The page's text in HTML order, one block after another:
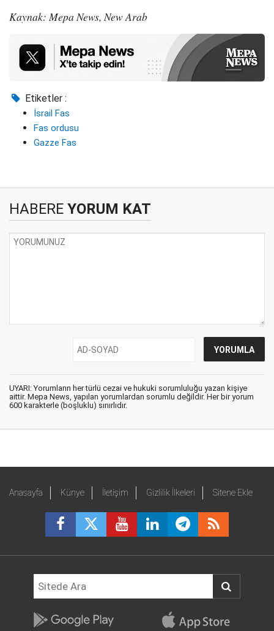
Kaynak: Mepa News, New Arab
Etiketler :
İsrail Fas
Fas ordusu
Gazze Fas
HABERE YORUM KAT
UYARI: Yorumların her türlü cezai ve hukuki sorumluluğu yazan kişiye
aittir. Mepa News, yapılan yorumlardan sorumlu değildir. Her bir yorum
600 karakterle (boşluklu) sınırlıdır.
Anasayfa Künye İletişim Gizlilik İlkeleri Sitene Ekle